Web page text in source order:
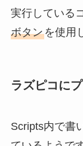
実行している
ボタンを使用
ラズピコに
Scripts内で書